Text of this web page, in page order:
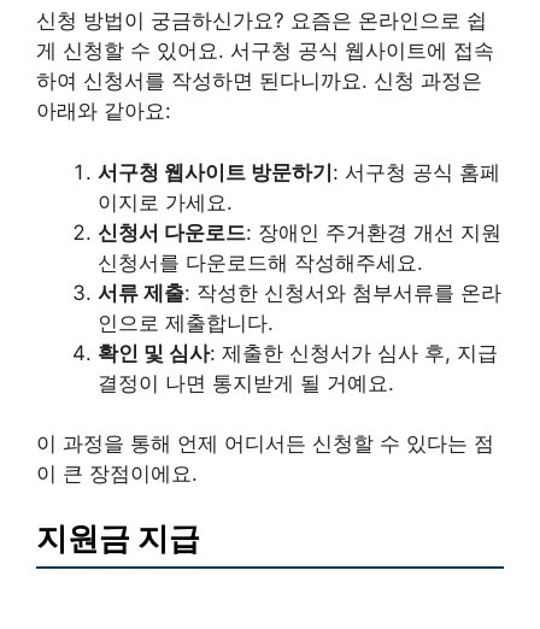
신청 방법이 궁금하신가요? 요즘은 온라인으로 쉽
게 신청할 수 있어요. 서구청 공식 웹사이트에 접속
하여 신청서를 작성하면 된다니까요. 신청 과정은
아래와 같아요:
서구청 웹사이트 방문하기: 서구청 공식 홈페
이지로 가세요.
신청서 다운로드: 장애인 주거환경 개선 지원
신청서를 다운로드해 작성해주세요.
서류 제출: 작성한 신청서와 첨부서류를 온라
인으로 제출합니다.
확인 및 심사: 제출한 신청서가 심사 후, 지급
결정이 나면 통지받게 될 거예요.
이 과정을 통해 언제 어디서든 신청할 수 있다는 점
이 큰 장점이에요.
지원금 지급